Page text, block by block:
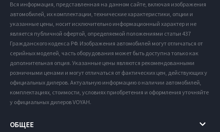
Вся информация, представленная на данном сайте, включая изображения
автомобилей, их комплектации, технические характеристики, опции и
указанные цены, носит исключительно информационный характер и не
является публичной офертой, определяемой положениями статьи 437
Гражданского кодекса РФ. Изображения автомобилей могут отличаться от
серийных моделей, часть оборудования может быть доступна только как
дополнительная опция. Указанные цены являются рекомендованными
розничными ценами и могут отличаться от фактических цен, действующих у
официальных дилеров. Актуальную информацию о наличии автомобилей,
комплектациях, стоимости, условиях приобретения и оформления уточняйте
у официальных дилеров VOYAH.
ОБЩЕЕ